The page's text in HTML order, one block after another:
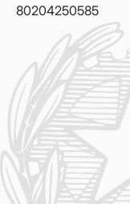
80204250585